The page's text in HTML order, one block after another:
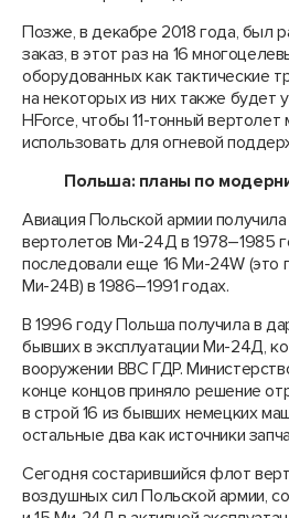
Позже, в декабре 2018 года, был
заказ, в этот раз на 16
оборудованных как тактические
на некоторых из них также будет
HForce, чтобы 11-тонный
использовать для огневой
Польша: планы по
Авиация Польской армии
вертолетов Ми-24Д в 1978–1985
последовали еще 16 Ми-24W (это
Ми-24В) в 1986–1991 годах.
В 1996 году Польша получила в
бывших в эксплуатации Ми-24Д,
вооружении ВВС ГДР.
конце концов приняло решение
в строй 16 из бывших немецких
остальные два как источники
Сегодня состарившийся флот
воздушных сил Польской армии,